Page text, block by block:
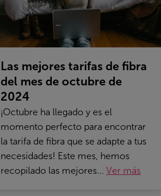
Las mejores tarifas de fibra
del mes de octubre de
2024
¡Octubre ha llegado y es el
momento perfecto para encontrar
la tarifa de fibra que se adapte a tus
necesidades! Este mes, hemos
recopilado las mejores... Ver más